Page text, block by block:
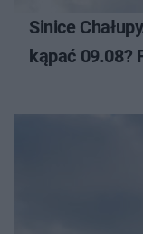
Sinice
kąpać 09.08?